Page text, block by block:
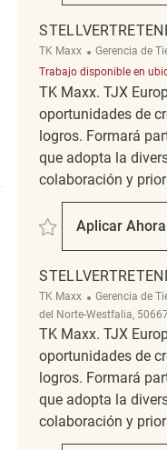
TK Maxx Categoría
Gerencia de
Trabajo disponible en
TK Maxx. TJX
oportunidades de
logros. Formará
que adopta la
colaboración y
SalvarAplicar Ahora
TK Maxx Categoría
Gerencia de
del Norte-Westfalia,
TK Maxx. TJX
oportunidades de
logros. Formará
que adopta la
colaboración y